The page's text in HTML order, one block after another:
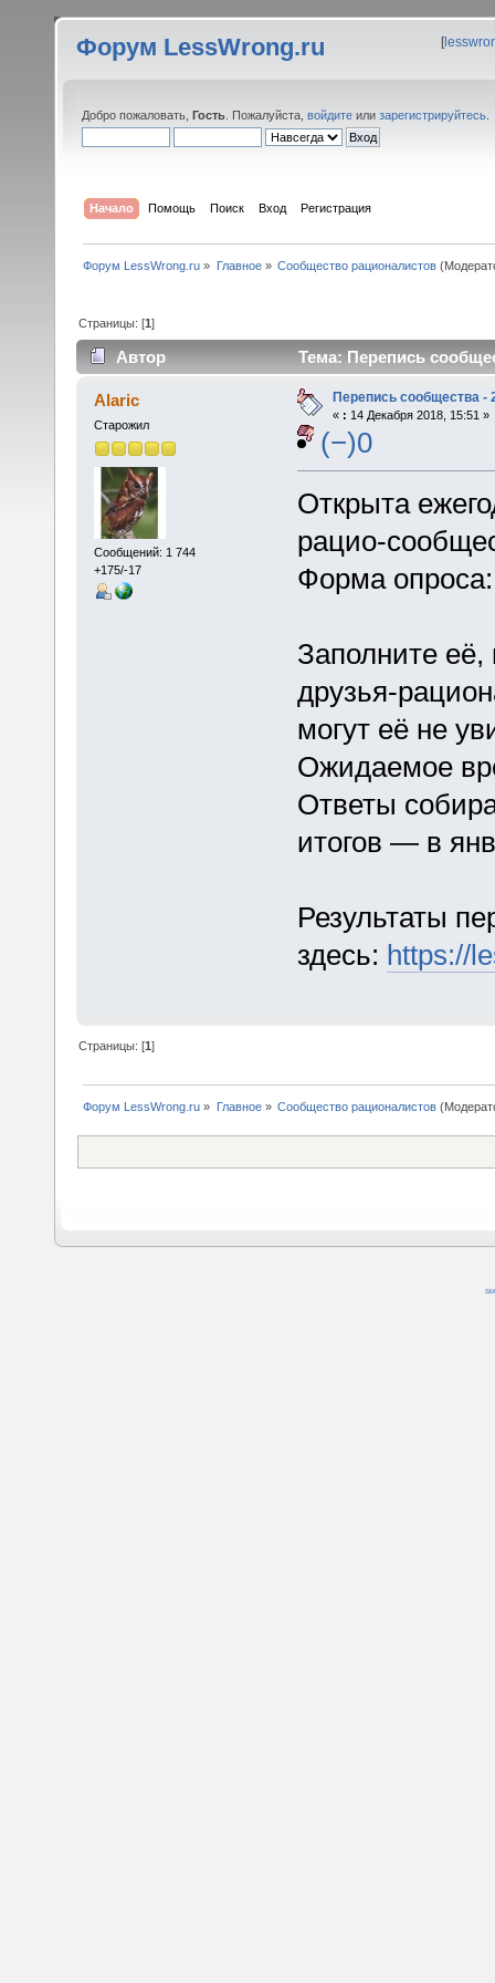
Форум LessWrong.ru [
Добро пожаловать, Гость . Пожалуйста, войдите или зарегистрируйтесь
Начало Помощь Поиск Вход Регистрация
Форум LessWrong.ru » Главное» Сообщество рационалистов
Страницы: [1]
Автор Тема: Перепись
Alaric
Старожил
Сообщений: 1 744
+175/-17
Перепись сообщества -
« : 14 Декабря 2018, 15:51 »
(−)0
Открыта
рацио-
Форма
Заполните её,
друзья-
могут её не
Ожидаемое
Ответы
итогов — в
Результаты
здесь: https://
Страницы: [1]
Форум LessWrong.ru » Главное» Сообщество рационалистов